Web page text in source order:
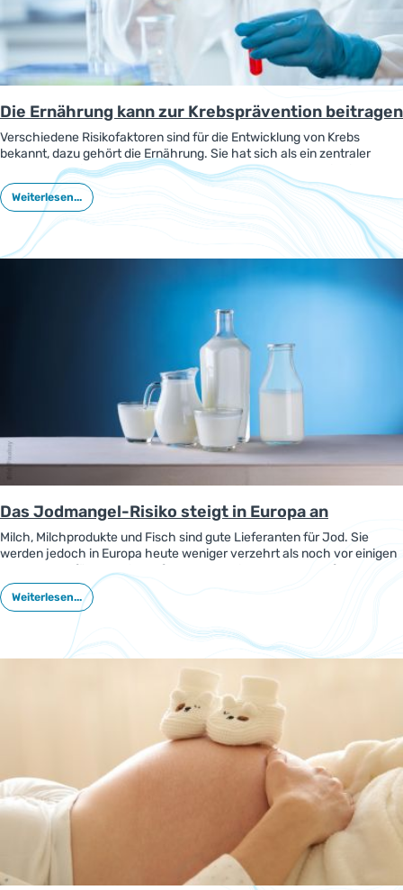
Die Ernährung kann zur Krebsprävention beitragen
Verschiedene Risikofaktoren sind für die Entwicklung von Krebs
bekannt, dazu gehört die Ernährung. Sie hat sich als ein zentraler
Schwerpunkt in der aktuellen Forschung entwickelt. Dabei spielt auch
die gute Versorgung mit Mineralien und Vitaminen eine wichtige Rolle.
Weiterlesen...
Das Jodmangel-Risiko steigt in Europa an
Milch, Milchprodukte und Fisch sind gute Lieferanten für Jod. Sie
werden jedoch in Europa heute weniger verzehrt als noch vor einigen
Jahren. Das führt zu einer oftmals unzureichenden Jodzufuhr und
kann die Gesundheit belasten, wie ein Bericht der
Weltgesundheitsorganisation (WHO) zeigt.
Weiterlesen...